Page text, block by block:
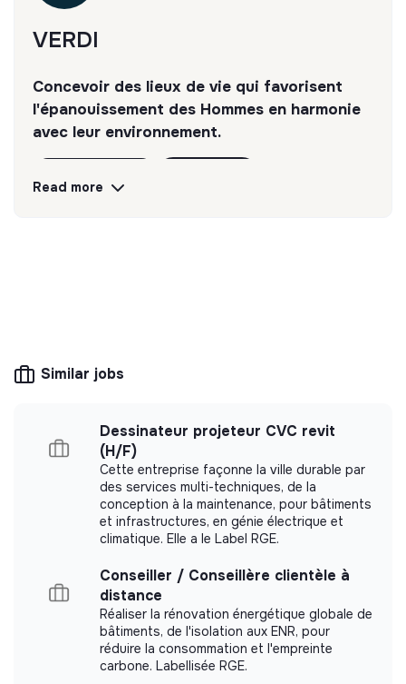
VERDI
Concevoir des lieux de vie qui favorisent
l'épanouissement des Hommes en harmonie
avec leur environnement.
More information
Website
Company
Between 250 and 2000
employees
Consulting
Impact study
VERDI did not yet communicate its impact
measurement.
Read more
Similar jobs
Dessinateur projeteur CVC revit
(H/F)
Cette entreprise façonne la ville durable par
des services multi-techniques, de la
conception à la maintenance, pour bâtiments
et infrastructures, en génie électrique et
climatique. Elle a le Label RGE.
Conseiller / Conseillère clientèle à
distance
Réaliser la rénovation énergétique globale de
bâtiments, de l'isolation aux ENR, pour
réduire la consommation et l'empreinte
carbone. Labellisée RGE.